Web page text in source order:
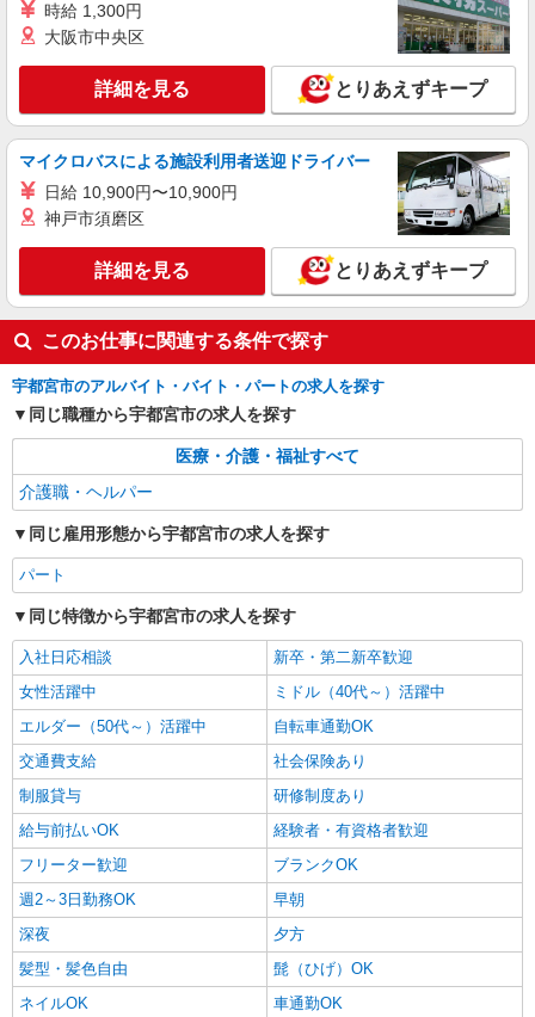
時給 1,300円
大阪市中央区
詳細を見る とりあえずキープ
マイクロバスによる施設利用者送迎ドライバー
日給 10,900円〜10,900円
神戸市須磨区
詳細を見る とりあえずキープ
このお仕事に関連する条件で探す
宇都宮市のアルバイト・バイト・パートの求人を探す
同じ職種から宇都宮市の求人を探す
医療・介護・福祉すべて
介護職・ヘルパー
同じ雇用形態から宇都宮市の求人を探す
パート
同じ特徴から宇都宮市の求人を探す
入社日応相談
新卒・第二新卒歓迎
女性活躍中
ミドル（40代～）活躍中
エルダー（50代～）活躍中
自転車通勤OK
交通費支給
社会保険あり
制服貸与
研修制度あり
給与前払いOK
経験者・有資格者歓迎
フリーター歓迎
ブランクOK
週2～3日勤務OK
早朝
深夜
夕方
髪型・髪色自由
髭（ひげ）OK
ネイルOK
車通勤OK